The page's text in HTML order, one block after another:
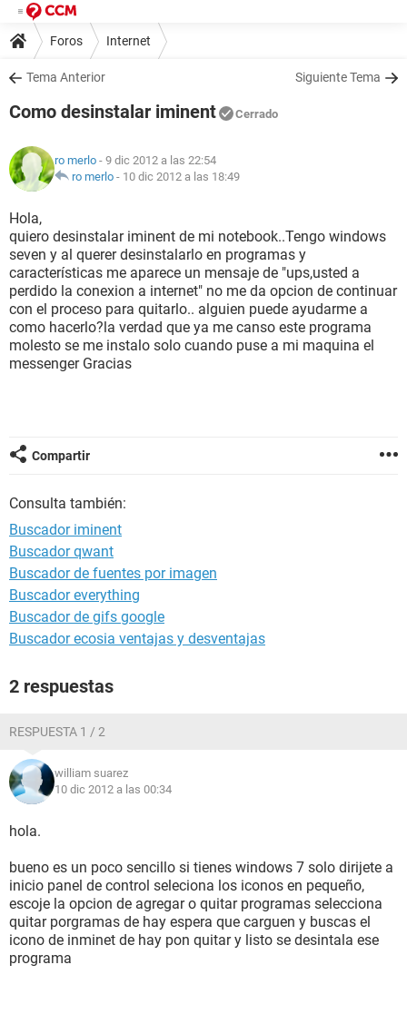
Foros Internet
Tema Anterior Siguiente Tema
Como desinstalar iminent Cerrado
ro merlo - 9 dic 2012 a las 22:54
ro merlo - 10 dic 2012 a las 18:49
Hola,
quiero desinstalar iminent de mi notebook..Tengo windows
seven y al querer desinstalarlo en programas y
características me aparece un mensaje de "ups,usted a
perdido la conexion a internet" no me da opcion de continuar
con el proceso para quitarlo.. alguien puede ayudarme a
como hacerlo?la verdad que ya me canso este programa
molesto se me instalo solo cuando puse a mi maquina el
messenger Gracias
Compartir
Consulta también:
Buscador iminent
Buscador qwant
Buscador de fuentes por imagen
Buscador everything
Buscador de gifs google
Buscador ecosia ventajas y desventajas
2 respuestas
RESPUESTA 1 / 2
william suarez
10 dic 2012 a las 00:34
hola.
bueno es un poco sencillo si tienes windows 7 solo dirijete a
inicio panel de control seleciona los iconos en pequeño,
escoje la opcion de agregar o quitar programas selecciona
quitar porgramas de hay espera que carguen y buscas el
icono de inminet de hay pon quitar y listo se desintala ese
programa